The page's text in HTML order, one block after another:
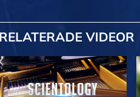
RELATERADE VIDEOR